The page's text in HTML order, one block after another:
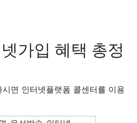
가입 혜택 총정
면 인터넷플랫폼 콜센터를 이용